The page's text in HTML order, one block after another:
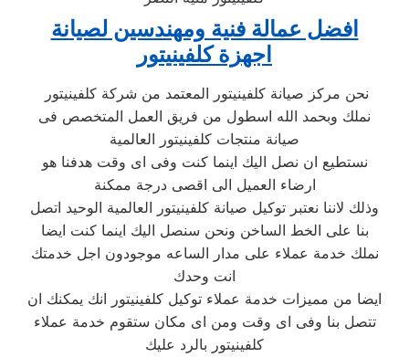
افضل عمالة فنية ومهندسين لصيانة
اجهزة كلفينيتور
نملك وبحمد الله اسطول من فريق العمل المتخصص فى
صيانة منتجات كلفينيتور العالمية
نستطيع ان نصل اليك اينما كنت وفى اى وقت هدفنا هو
ارضاء العميل الى اقصى درجة ممكنة
وذلك لاننا نعتبر توكيل صيانة كلفينيتور العالمية الوحيد اتصل
بنا على الخط الساخن ونحن سنصل اليك اينما كنت ايضا
نملك خدمة عملاء على مدار الساعه موجودون اجل خدمتك
انت وحدك
ايضا من مميزات خدمة عملاء توكيل كلفينيتور انك يمكنك ان
تتصل بنا وفى اى وقت ومن اى مكان ستقوم خدمة عملاء
كلفينيتور بالرد عليك